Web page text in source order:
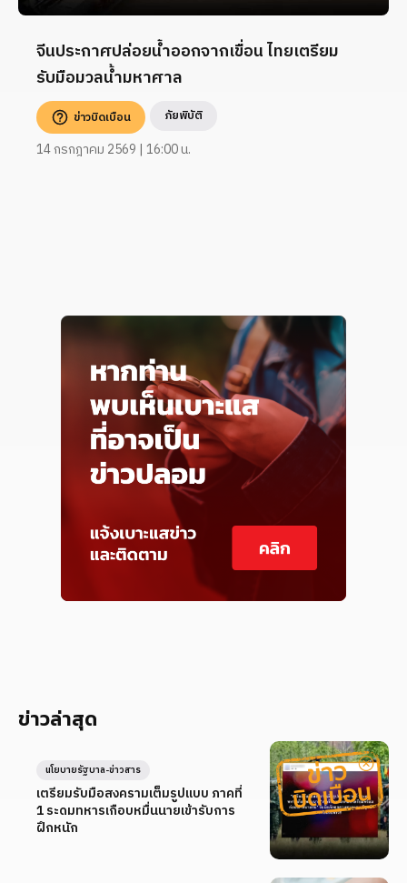
จีนประกาศปล่อยน้ำออกจากเขื่อน ไทยเตรียม
รับมือมวลน้ำมหาศาล
ข่าวบิดเบือน ภัยพิบัติ
14 กรกฎาคม 2569 | 16:00 น.
ข่าวล่าสุด
เตรียมรับมือสงครามเต็มรูปแบบ ภาคที่
1 ระดมทหารเกือบหมื่นนายเข้ารับการ
ฝึกหนัก
นโยบายรัฐบาล-ข่าวสาร